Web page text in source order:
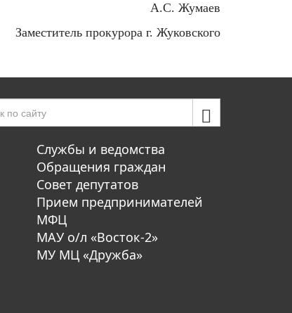
А.С. Жумаев
Заместитель прокурора г. Жуковского
Службы и ведомства
Обращения граждан
Совет депутатов
Прием предпринимателей
МФЦ
МАУ о/л «Восток-2»
МУ МЦ «Дружба»